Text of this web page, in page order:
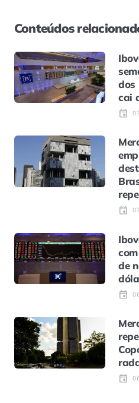
Conteúdos
dos
cai
de